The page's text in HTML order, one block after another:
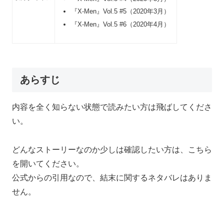
『X-Men』Vol.5 #5（2020年3月）
『X-Men』Vol.5 #6（2020年4月）
あらすじ
内容を全く知らない状態で読みたい方は飛ばしてくださ
い。
どんなストーリーなのか少しは確認したい方は、こちら
を開いてください。
公式からの引用なので、結末に関するネタバレはありま
せん。